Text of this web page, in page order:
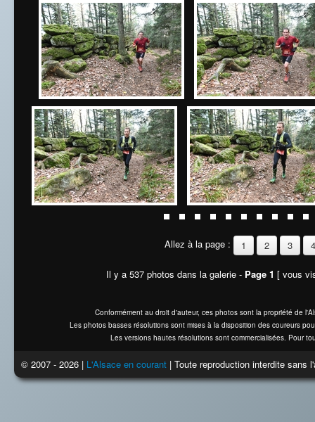
Allez à la page : 1 2 3 4
Il y a 537 photos dans la galerie - Page 1 [ vous
Conformément au droit d'auteur, ces photos sont la propriété de
Les photos basses résolutions sont mises à la disposition des coureurs
Les versions hautes résolutions sont commercialisées. Pour
© 2007 - 2026 | L'Alsace en courant | Toute reproduction interdite sans